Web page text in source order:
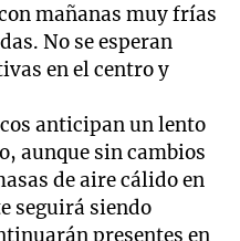
mañanas muy frías
No se esperan
en el centro y
anticipan un lento
aunque sin cambios
de aire cálido en
seguirá siendo
presentes en